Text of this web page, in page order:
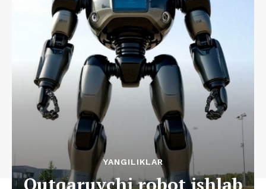
YANGILIKLAR
Qutqaruvchi robot ishlab